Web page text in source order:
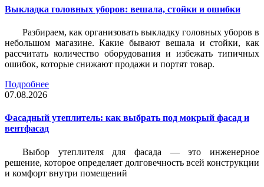
Выкладка головных уборов: вешала, стойки и ошибки
Разбираем, как организовать выкладку головных уборов в
небольшом магазине. Какие бывают вешала и стойки, как
рассчитать количество оборудования и избежать типичных
ошибок, которые снижают продажи и портят товар.
Подробнее
07.08.2026
Фасадный утеплитель: как выбрать под мокрый фасад и
вентфасад
Выбор утеплителя для фасада — это инженерное
решение, которое определяет долговечность всей конструкции
и комфорт внутри помещений